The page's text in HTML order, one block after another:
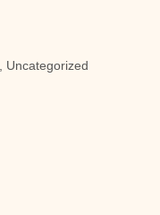
Uncategorized